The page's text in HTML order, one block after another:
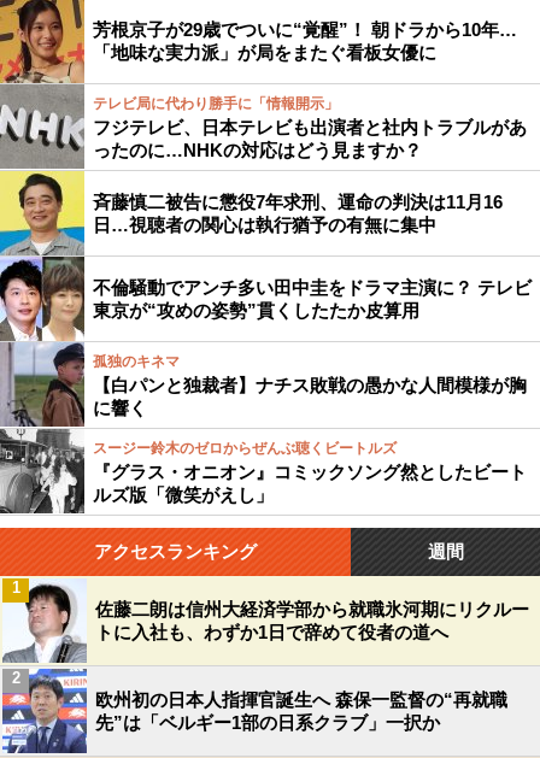
芳根京子が29歳でついに“覚醒”！ 朝ドラから10年…
「地味な実力派」が局をまたぐ看板女優に
テレビ局に代わり勝手に「情報開示」
フジテレビ、日本テレビも出演者と社内トラブルがあ
ったのに…NHKの対応はどう見ますか？
斉藤慎二被告に懲役7年求刑、運命の判決は11月16
日…視聴者の関心は執行猶予の有無に集中
不倫騒動でアンチ多い田中圭をドラマ主演に？ テレビ
東京が“攻めの姿勢”貫くしたたか皮算用
孤独のキネマ
【白パンと独裁者】ナチス敗戦の愚かな人間模様が胸
に響く
スージー鈴木のゼロからぜんぶ聴くビートルズ
『グラス・オニオン』コミックソング然としたビート
ルズ版「微笑がえし」
アクセスランキング 週間
佐藤二朗は信州大経済学部から就職氷河期にリクルー
トに入社も、わずか1日で辞めて役者の道へ
1
欧州初の日本人指揮官誕生へ 森保一監督の“再就職
先”は「ベルギー1部の日系クラブ」一択か
2